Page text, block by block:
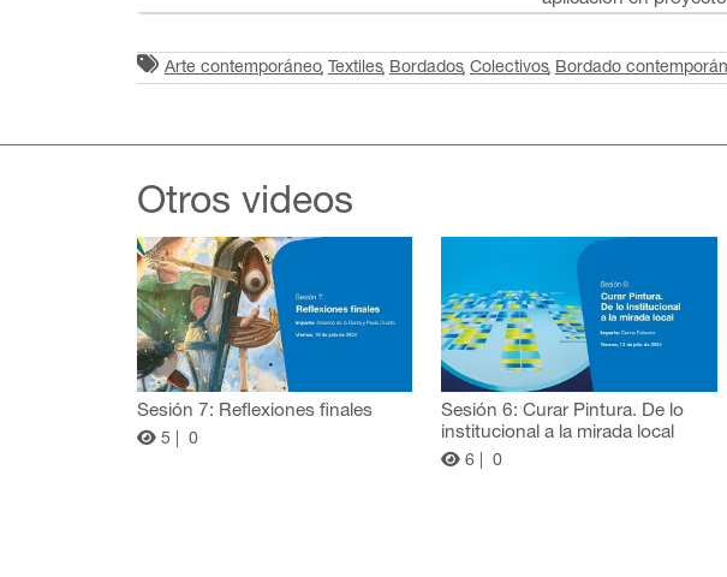
Arte contemporáneo Textiles Bordados Colectivos Bordado
Otros videos
Sesión 7: Reflexiones finales
5 | 0
Sesión 6: Curar Pintura. De lo
institucional a la mirada local
6 | 0